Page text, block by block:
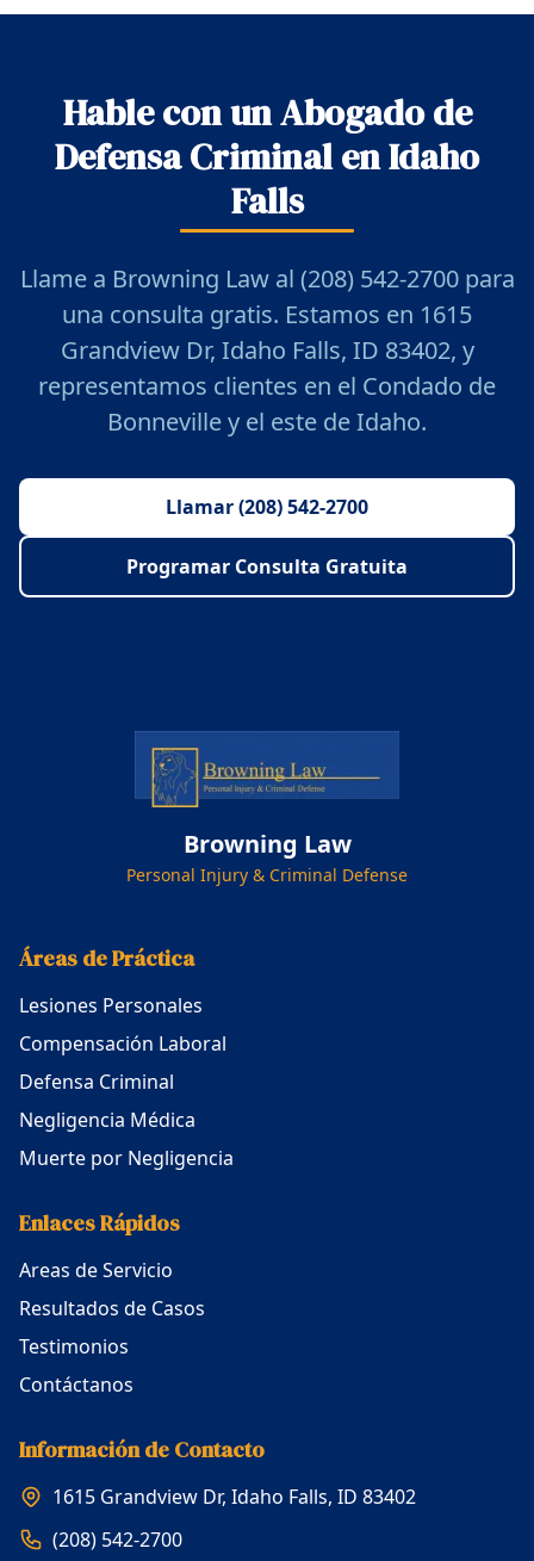
Hable con un Abogado de
Defensa Criminal en Idaho
Falls
Llame a Browning Law al (208) 542-2700 para
una consulta gratis. Estamos en 1615
Grandview Dr, Idaho Falls, ID 83402, y
representamos clientes en el Condado de
Bonneville y el este de Idaho.
Llamar (208) 542-2700
Programar Consulta Gratuita
Browning Law
Personal Injury & Criminal Defense
Áreas de Práctica
Lesiones Personales
Compensación Laboral
Defensa Criminal
Negligencia Médica
Muerte por Negligencia
Enlaces Rápidos
Areas de Servicio
Resultados de Casos
Testimonios
Contáctanos
Información de Contacto
1615 Grandview Dr, Idaho Falls, ID 83402
(208) 542-2700